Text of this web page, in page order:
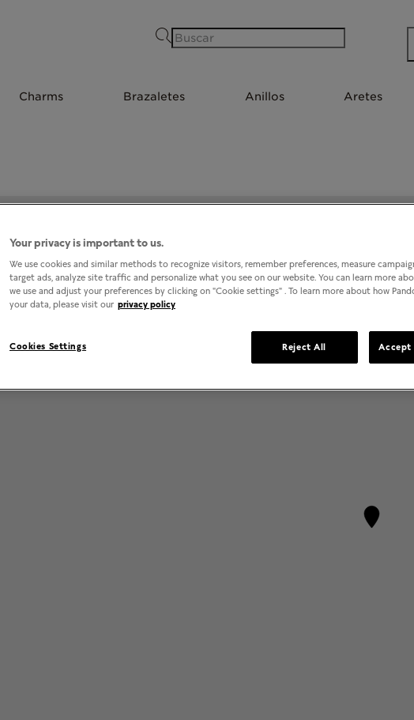
Buscar
Charms Brazaletes Anillos Aretes
Your privacy is important to us.
We use cookies and similar methods to recognize visitors, remember preferences, measure
target ads, analyze site traffic and personalize what you see on our website. You can learn more
we use and adjust your preferences by clicking on "Cookie settings" . To learn more about how
your data, please visit our privacy policy
Cookies Settings Reject All Accept